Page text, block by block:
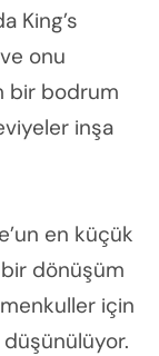
King’s
onu
bir bodrum
inşa
en küçük
bir dönüşüm
için